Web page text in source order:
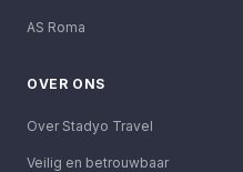
AS Roma
OVER ONS
Over Stadyo Travel
Veilig en betrouwbaar